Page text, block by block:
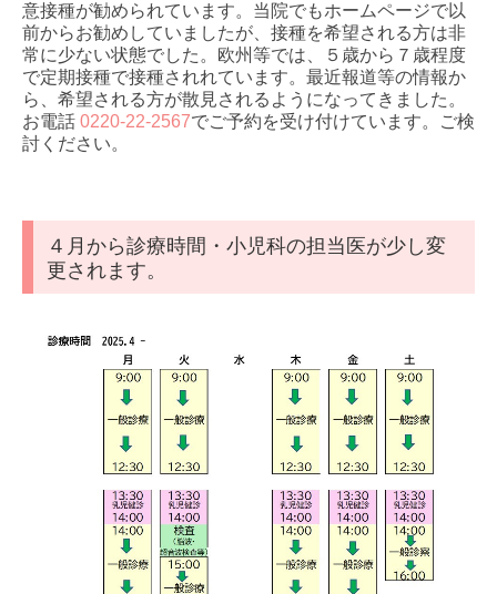
意接種が勧められています。当院でもホームページで以
前からお勧めしていましたが、接種を希望される方は非
常に少ない状態でした。欧州等では、５歳から７歳程度
で定期接種で接種されれています。最近報道等の情報か
ら、希望される方が散見されるようになってきました。
お電話 0220-22-2567でご予約を受け付けています。ご検
討ください。
４月から診療時間・小児科の担当医が少し変
更されます。